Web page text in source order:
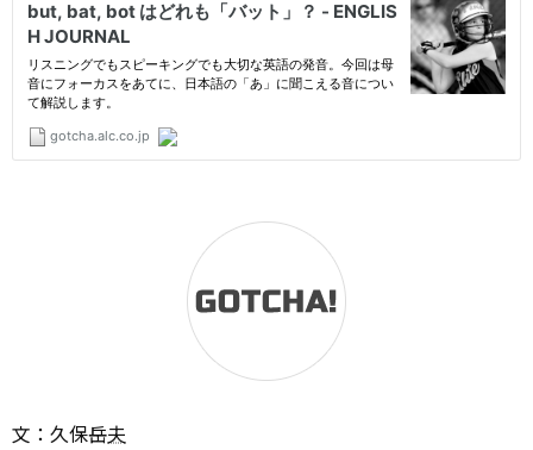
文：久保岳夫